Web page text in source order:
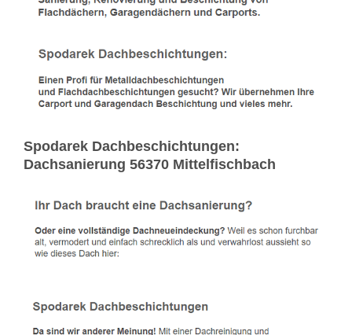
Spodarek Dachbeschichtungen:
Dachsanierung 56370 Mittelfischbach